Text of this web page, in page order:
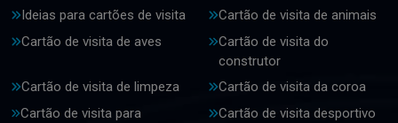
Ideias para cartões de visita
Cartão de visita de animais
Cartão de visita de aves
Cartão de visita do
construtor
Cartão de visita de limpeza
Cartão de visita da coroa
Cartão de visita para
Cartão de visita desportivo